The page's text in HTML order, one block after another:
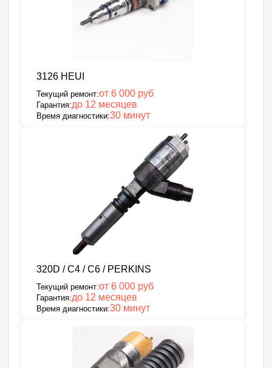
3126 HEUI
Текущий ремонт:от 6 000 руб
Гарантия:до 12 месяцев
Время диагностики:30 минут
320D / С4 / С6 / PERKINS
Текущий ремонт:от 6 000 руб
Гарантия:до 12 месяцев
Время диагностики:30 минут